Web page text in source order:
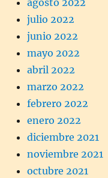
julio 2022
junio 2022
mayo 2022
abril 2022
marzo 2022
febrero 2022
enero 2022
diciembre 2021
noviembre 2021
octubre 2021